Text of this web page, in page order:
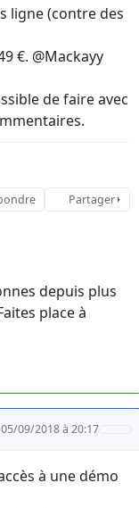
ligne (contre des
€. @Mackayy
de faire avec
Partager
depuis plus
place à
09/2018 à 20:17
à une démo